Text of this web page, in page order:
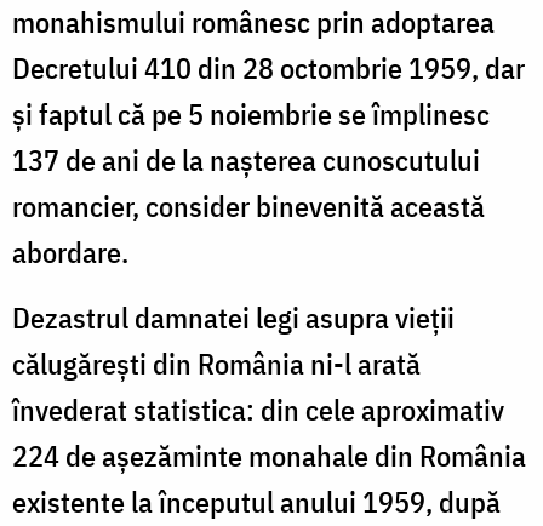
monahismului românesc prin adoptarea
Decretului 410 din 28 octombrie 1959, dar
și faptul că pe 5 noiembrie se împlinesc
137 de ani de la nașterea cunoscutului
romancier, consider binevenită această
abordare.
Dezastrul damnatei legi asupra vieții
călugărești din România ni-l arată
învederat statistica: din cele aproximativ
224 de aşezăminte monahale din România
existente la începutul anului 1959, după